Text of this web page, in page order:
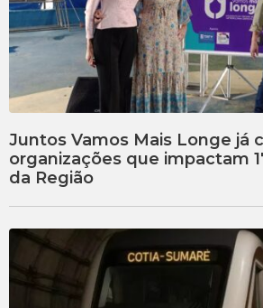
Juntos Vamos Mais Longe já
organizações que impactam
da Região